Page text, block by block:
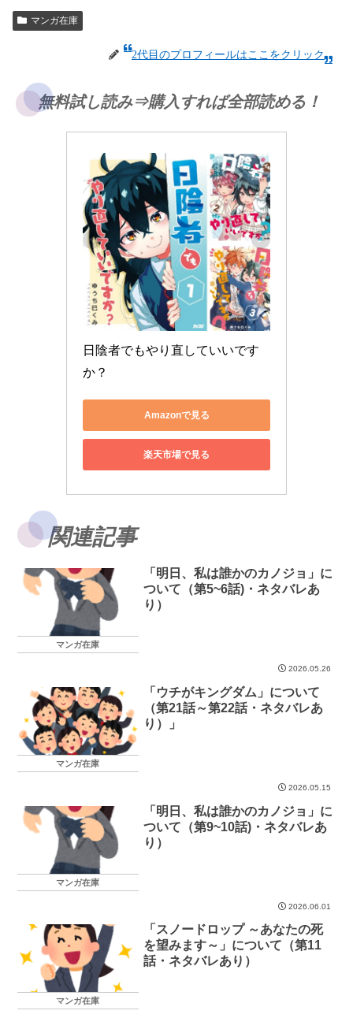
マンガ在庫
2代目のプロフィールはここをクリック
無料試し読み⇒購入すれば全部読める！
日陰者でもやり直していいです
か？
Amazonで見る
楽天市場で見る
関連記事
マンガ在庫
「明日、私は誰かのカノジョ」に
ついて（第5~6話)・ネタバレあ
り）
2026.05.26
マンガ在庫
「ウチがキングダム」について
（第21話～第22話・ネタバレあ
り）」
2026.05.15
マンガ在庫
「明日、私は誰かのカノジョ」に
ついて（第9~10話)・ネタバレあ
り）
2026.06.01
マンガ在庫
「スノードロップ ～あなたの死
を望みます～」について（第11
話・ネタバレあり）